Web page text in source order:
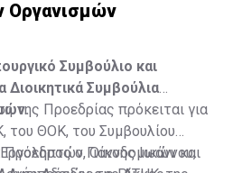
Οργανισμών
Συμβούλιο και
Συμβούλια
της Προεδρίας πρόκειται για
του ΘΟΚ, του Συμβουλίου
Οικοδομικών και
ο Γιάννης Ιωάννου,